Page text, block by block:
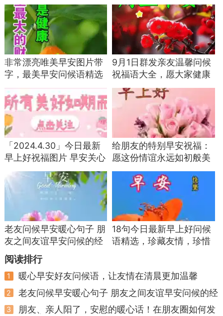
缴费。
通话过程中，对方会反复叮嘱事态紧急，千万
不要拨打本人电话核实，避免事情扩大。很多老年
人听到熟悉的声音，来不及多想就匆忙转账，等到
拨通亲友常用号码确认情况，才发现整通通话都是
AI合成的内容，钱款早已被转移。
识破这类骗局不需要复杂手段，只需要守住一
条核验规则：凡是接到线上亲友借钱、应急筹款的
电话，第一时间挂断，主动拨打对方常用手机号，
核对只有两个人才知道的私密小事。AI只能复刻声
拆穿伪装。
家里有老年人的家庭，可以提前约定专属沟通
暗号，只要线上提出转账借钱，必须先核对暗号，
杜绝仓促转款，把风险挡在转账操作之前。
把四类高频来电套路梳理清楚之后，普通人还
需要记住三条通用准则，无论对方是什么身份、给
出多么合理的理由，守住底线就能守住钱袋子。
第一，学会筛选来电号码。00或者加号开头的
非常漂亮唯美早安图片带
字，最美早安问候语精选
关心亲友祝福语
9月1日群发亲友温馨问候
祝福语大全，愿大家健康
快乐，周五愉快！
「2024.4.30」今日最新
早上好祝福图片 早安关心
朋友的问候语
给朋友的特别早安祝福：
愿这份情谊永远如初般美
好
老友问候早安暖心句子 朋
友之间友谊早安问候的经
典句子
18句今日最新早上好问候
语精选，珍藏友情，珍惜
阅读排行
1 暖心早安好友问候语，让友情在清晨更加温馨
2
老友问候早安暖心句子 朋友之间友谊早安问候的经
3
朋友、亲人阳了，安慰的暖心话！在朋友圈如何发